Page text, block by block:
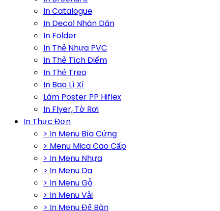
In Catalogue
In Decal Nhãn Dán
In Folder
In Thẻ Nhựa PVC
In Thẻ Tích Điểm
In Thẻ Treo
In Bao Lì Xì
Làm Poster PP Hiflex
In Flyer, Tờ Rơi
In Thực Đơn
> In Menu Bìa Cứng
> Menu Mica Cao Cấp
> In Menu Nhựa
> In Menu Da
> In Menu Gỗ
> In Menu Vải
> In Menu Để Bàn